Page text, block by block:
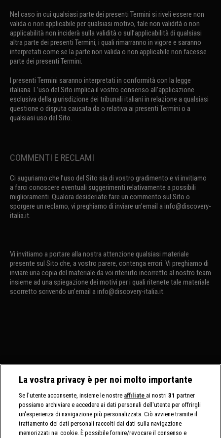
Nel caso in cui qualsiasi parte dei presenti Termini si riveli essere non
valida o non applicabile per qualsiasi motivo, tale non validità o non
applicabilità non inciderà sulla validità o sull’applicabilità di qualsiasi
altra parte dei presenti Termini, i quali rimarranno in vigore e saranno
interpretati come se la parte non valida o non applicabile non facesse
parte dei presenti Termini.
I presenti Termini saranno interpretati in conformità con la legge
italiana. L’uso del Sito implica il vostro consenso all’applicazione
esclusiva della giurisdizione dei tribunali italiani in relazione a qualsiasi
questione o disputa causata da o relativa ai presenti Termini o a
qualsiasi uso del Sito.
COMMENTI E RECLAMI
Ci auguriamo che l’uso del Sito sia di vostro gradimento e vi invitiamo
a farci conoscere eventuali suggerimenti relativamente a possibili
miglioramenti. Qualora desideriate fare un commento sul Sito o
sporgere un reclamo, vi preghiamo di inviare un’email a info@discovery-
italia.it.
Vi invitiamo a portare alla nostra attenzione qualsiasi materiale
presente sul Sito che, a vostro parere, contenga errori. Vi preghiamo di
inviare una copia del materiale da voi ritenuto incorretto al nostro team
insieme ad una spiegazione dei motivi per i quali ritenete tale materiale
scorretto scrivendo un’email a info@discovery-italia.it.
La vostra privacy è per noi molto importante
Se l'utente acconsente, insieme le nostre affiliate ai nostri31 partner
possiamo archiviare e accedere ai dati personali dell'utente per offrirgli
un'esperienza di navigazione più personalizzata. Ciò avviene tramite il
trattamento dei dati personali raccolti dai dati sulla navigazione
memorizzati nei cookie. È possibile fornire/revocare il consenso e